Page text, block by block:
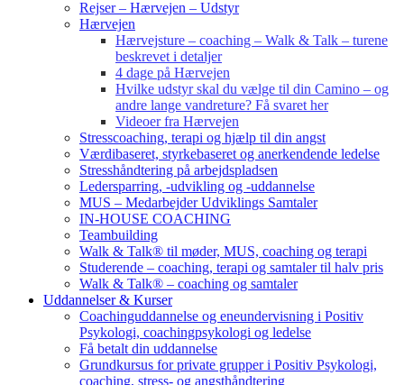
Rejser – Hærvejen – Udstyr
Hærvejen
Hærvejsture – coaching – Walk & Talk – turene
beskrevet i detaljer
4 dage på Hærvejen
Hvilke udstyr skal du vælge til din Camino – og
andre lange vandreture? Få svaret her
Videoer fra Hærvejen
Stresscoaching, terapi og hjælp til din angst
Værdibaseret, styrkebaseret og anerkendende ledelse
Stresshåndtering på arbejdspladsen
Ledersparring, -udvikling og -uddannelse
MUS – Medarbejder Udviklings Samtaler
IN-HOUSE COACHING
Teambuilding
Walk & Talk® til møder, MUS, coaching og terapi
Studerende – coaching, terapi og samtaler til halv pris
Walk & Talk® – coaching og samtaler
Uddannelser & Kurser
Coachinguddannelse og eneundervisning i Positiv
Psykologi, coachingpsykologi og ledelse
Få betalt din uddannelse
Grundkursus for private grupper i Positiv Psykologi,
coaching, stress- og angsthåndtering